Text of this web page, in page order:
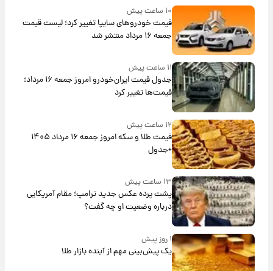
۱۰ ساعت پیش
قیمت خودروهای سایپا تغییر کرد؛ لیست قیمت
جمعه ۱۶ مرداد منتشر شد
۱۱ ساعت پیش
جدول قیمت ایران‌خودرو امروز جمعه ۱۶ مرداد؛
قیمت‌ها تغییر کرد
۱۲ ساعت پیش
قیمت طلا و سکه امروز جمعه ۱۶ مرداد ۱۴۰۵
+جدول
۱۳ ساعت پیش
پشت پرده عکس جدید ترامپ؛ مقام آمریکایی
درباره وضعیت او چه گفت؟
۱ روز پیش
یک پیش‌بینی مهم از آینده بازار طلا